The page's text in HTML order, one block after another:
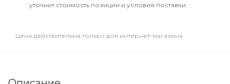
уточнит стоимость позиции и условия поставки.
Цена действительна только для интернет-магазина